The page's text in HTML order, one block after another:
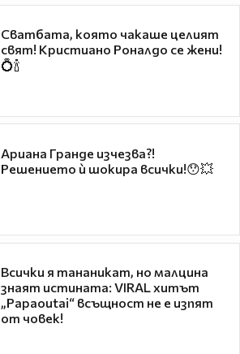
Сватбата, която чакаше целият
свят! Кристиано Роналдо се жени!
💍🍾
Ариана Гранде изчезва?!
Решението ѝ шокира всички!😯💥
Всички я тананикат, но малцина
знаят истината: VIRAL хитът
„Papaoutai“ всъщност не е изпят
от човек!